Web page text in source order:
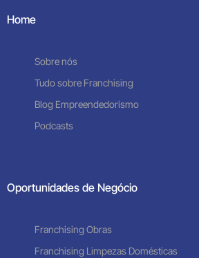
Home
Sobre nós
Tudo sobre Franchising
Blog Empreendedorismo
Podcasts
Oportunidades de Negócio
Franchising Obras
Franchising Limpezas Domésticas